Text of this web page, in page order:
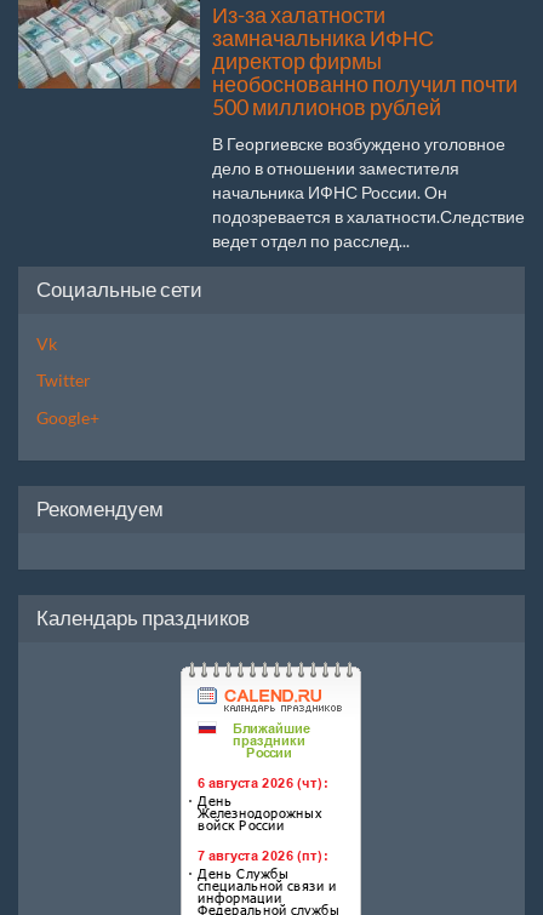
Из-за халатности
замначальника ИФНС
директор фирмы
необоснованно получил почти
500 миллионов рублей
В Георгиевске возбуждено уголовное
дело в отношении заместителя
начальника ИФНС России. Он
подозревается в халатности.Следствие
ведет отдел по расслед...
Социальные сети
Vk
Twitter
Google+
Рекомендуем
Календарь праздников